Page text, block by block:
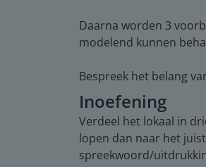
Daarna worden 3
modelend kunnen
Bespreek het belang
Inoefening
Verdeel het lokaal in
lopen dan naar het
spreekwoord/